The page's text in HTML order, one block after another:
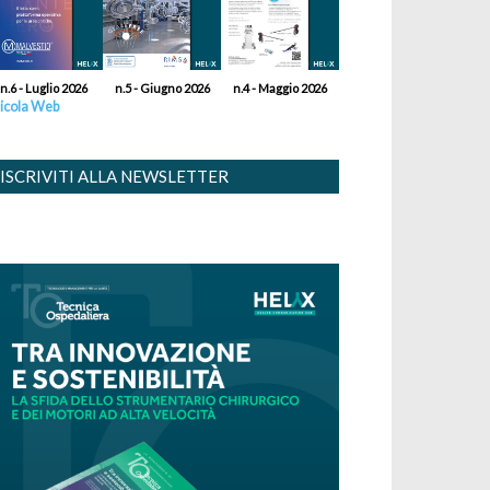
n.6 - Luglio 2026 n.5 - Giugno 2026 n.4 - Maggio 2026
Web
ISCRIVITI ALLA NEWSLETTER